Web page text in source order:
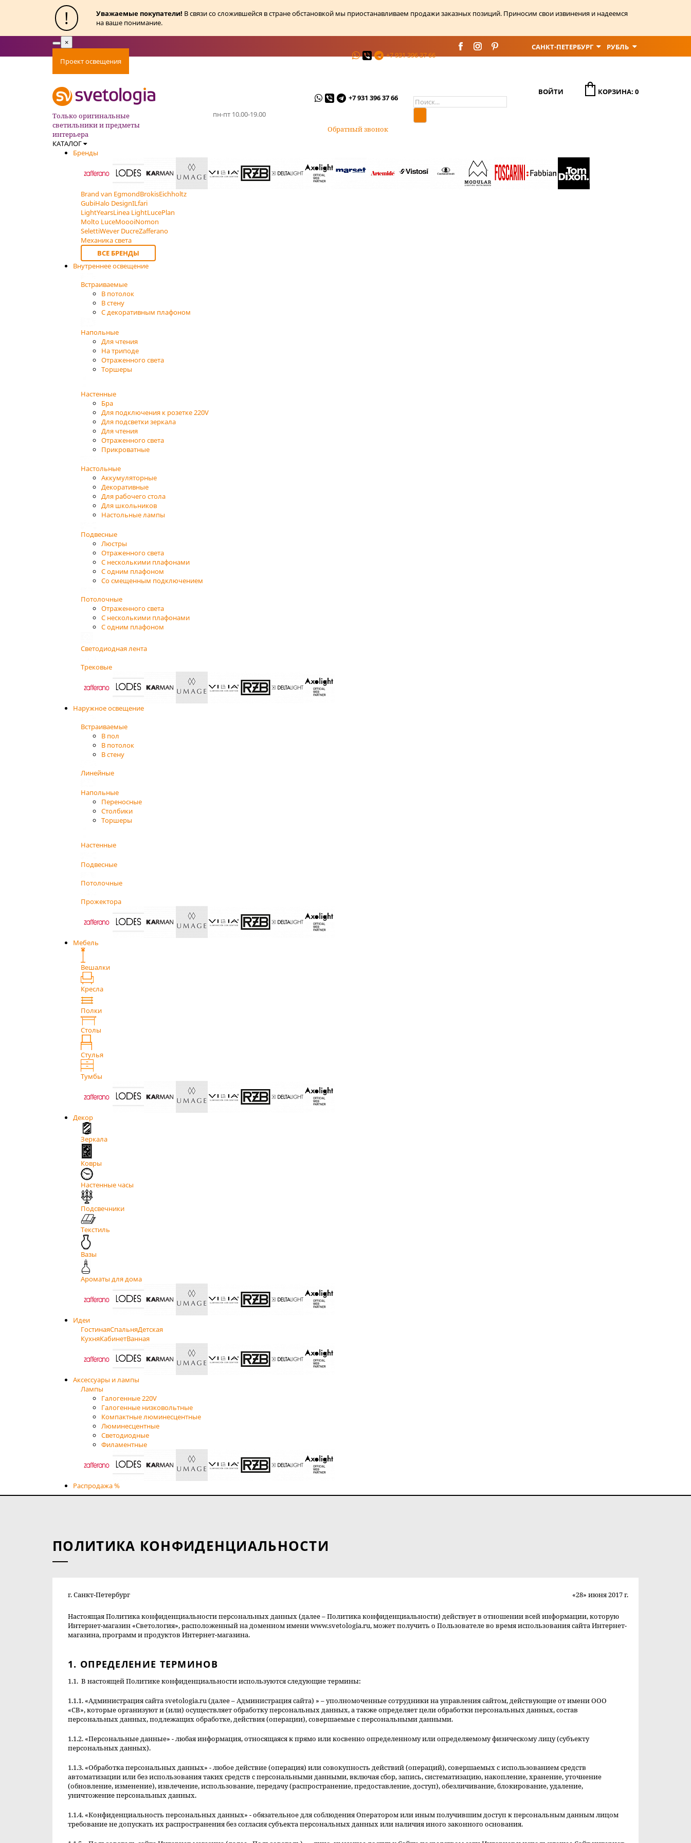
! Уважаемые покупатели! В связи со сложившейся в стране обстановкой мы приостанавливаем продажи заказных позиций. Приносим свои извинения и надеемся
на ваше понимание.
Toggle
×
Проект освещения
+7 931 396 37 66
САНКТ-ПЕТЕРБУРГ РУБЛЬ
Только оригинальные
светильники и предметы
интерьера
пн-пт 10.00-19.00
+7 931 396 37 66
Обратный звонок
ВОЙТИ КОРЗИНА: 0
КАТАЛОГ
Бренды
Brand van EgmondBrokisEichholtz
GubiHalo DesignILfari
LightYearsLinea LightLucePlan
Molto LuceMoooiNomon
SelettiWever DucreZafferano
Механика света
ВСЕ БРЕНДЫ
Внутреннее освещение
Встраиваемые
В потолок
В стену
С декоративным плафоном
Напольные
Для чтения
На триподе
Отраженного света
Торшеры
Настенные
Бра
Для подключения к розетке 220V
Для подсветки зеркала
Для чтения
Отраженного света
Прикроватные
Настольные
Аккумуляторные
Декоративные
Для рабочего стола
Для школьников
Настольные лампы
Подвесные
Люстры
Отраженного света
С несколькими плафонами
С одним плафоном
Со смещенным подключением
Потолочные
Отраженного света
С несколькими плафонами
С одним плафоном
Светодиодная лента
Трековые
Наружное освещение
Встраиваемые
В пол
В потолок
В стену
Линейные
Напольные
Переносные
Столбики
Торшеры
Настенные
Подвесные
Потолочные
Прожектора
Мебель
Вешалки
Кресла
Полки
Столы
Стулья
Тумбы
Декор
Зеркала
Ковры
Настенные часы
Подсвечники
Текстиль
Вазы
Ароматы для дома
Идеи
ГостинаяСпальняДетская
КухняКабинетВанная
Аксессуары и лампы
Лампы
Галогенные 220V
Галогенные низковольтные
Компактные люминесцентные
Люминесцентные
Светодиодные
Филаментные
Распродажа %
ПОЛИТИКА КОНФИДЕНЦИАЛЬНОСТИ
г. Санкт-Петербург «28» июня 2017 г.
Настоящая Политика конфиденциальности персональных данных (далее – Политика конфиденциальности) действует в отношении всей информации, которую
Интернет-магазин «Светология», расположенный на доменном имени www.svetologia.ru, может получить о Пользователе во время использования сайта Интернет-
магазина, программ и продуктов Интернет-магазина.
1. ОПРЕДЕЛЕНИЕ ТЕРМИНОВ
1.1. В настоящей Политике конфиденциальности используются следующие термины:
1.1.1. «Администрация сайта svetologia.ru (далее – Администрация сайта) » – уполномоченные сотрудники на управления сайтом, действующие от имени ООО
«СВ», которые организуют и (или) осуществляет обработку персональных данных, а также определяет цели обработки персональных данных, состав
персональных данных, подлежащих обработке, действия (операции), совершаемые с персональными данными.
1.1.2. «Персональные данные» - любая информация, относящаяся к прямо или косвенно определенному или определяемому физическому лицу (субъекту
персональных данных).
1.1.3. «Обработка персональных данных» - любое действие (операция) или совокупность действий (операций), совершаемых с использованием средств
автоматизации или без использования таких средств с персональными данными, включая сбор, запись, систематизацию, накопление, хранение, уточнение
(обновление, изменение), извлечение, использование, передачу (распространение, предоставление, доступ), обезличивание, блокирование, удаление,
уничтожение персональных данных.
1.1.4. «Конфиденциальность персональных данных» - обязательное для соблюдения Оператором или иным получившим доступ к персональным данным лицом
требование не допускать их распространения без согласия субъекта персональных данных или наличия иного законного основания.